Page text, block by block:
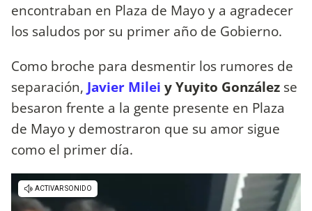
encontraban en Plaza de Mayo y a agradecer
los saludos por su primer año de Gobierno.
Como broche para desmentir los rumores de
separación, Javier Milei y Yuyito González se
besaron frente a la gente presente en Plaza
de Mayo y demostraron que su amor sigue
como el primer día.